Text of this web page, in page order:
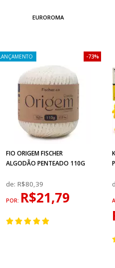
EUROROMA
FIO ORIGEM FISCHER
ALGODÃO PENTEADO 110G
de: R$80,39
POR: R$21,79
73%